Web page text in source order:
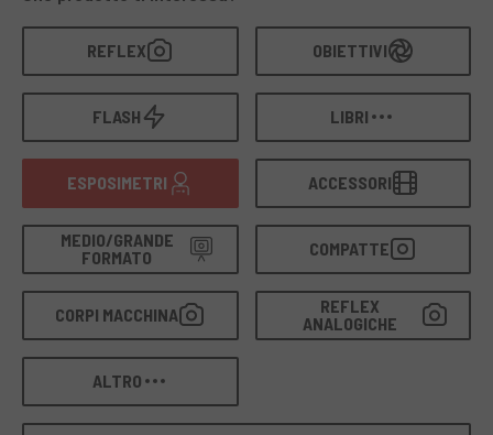
REFLEX OBIETTIVI
FLASH LIBRI
ESPOSIMETRI ACCESSORI
MEDIO/GRANDE
FORMATO
COMPATTE
CORPI MACCHINA
REFLEX
ANALOGICHE
ALTRO